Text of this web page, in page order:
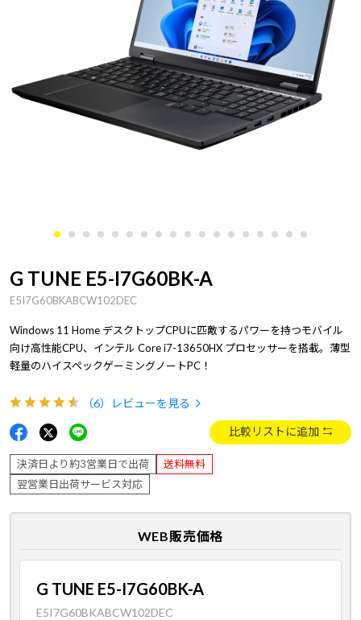
G TUNE E5-I7G60BK-A
E5I7G60BKABCW102DEC
Windows 11 Home デスクトップCPUに匹敵するパワーを持つモバイル
向け高性能CPU、インテル Core i7-13650HX プロセッサーを搭載。薄型
軽量のハイスペックゲーミングノートPC！
（6） レビューを見る
比較リストに追加
決済日より約3営業日で出荷
送料無料
翌営業日出荷サービス対応
WEB販売価格
G TUNE E5-I7G60BK-A
E5I7G60BKABCW102DEC